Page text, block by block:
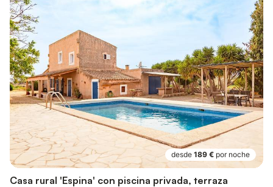
desde 189 € por noche
Casa rural 'Espina' con piscina privada, terraza